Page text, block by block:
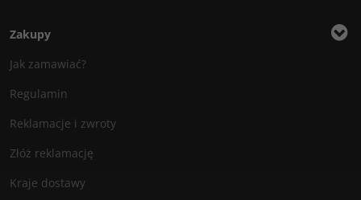
Zakupy
Jak zamawiać?
Regulamin
Reklamacje i zwroty
Złóż reklamację
Kraje dostawy